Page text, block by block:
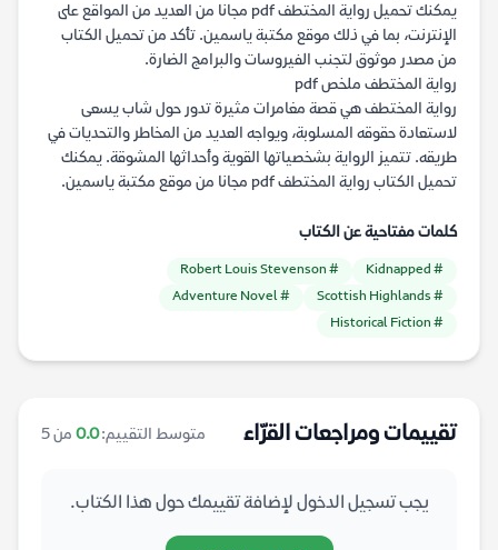
يمكنك تحميل رواية المختطف pdf مجانا من العديد من المواقع على
الإنترنت، بما في ذلك موقع مكتبة ياسمين. تأكد من تحميل الكتاب
من مصدر موثوق لتجنب الفيروسات والبرامج الضارة.
رواية المختطف ملخص pdf
رواية المختطف هي قصة مغامرات مثيرة تدور حول شاب يسعى
لاستعادة حقوقه المسلوبة، ويواجه العديد من المخاطر والتحديات في
طريقه. تتميز الرواية بشخصياتها القوية وأحداثها المشوقة. يمكنك
تحميل الكتاب رواية المختطف pdf مجانا من موقع مكتبة ياسمين.
كلمات مفتاحية عن الكتاب
# Kidnapped
# Robert Louis Stevenson
# Scottish Highlands
# Adventure Novel
# Historical Fiction
تقييمات ومراجعات القرّاء متوسط التقييم:0.0 من 5
يجب تسجيل الدخول لإضافة تقييمك حول هذا الكتاب.